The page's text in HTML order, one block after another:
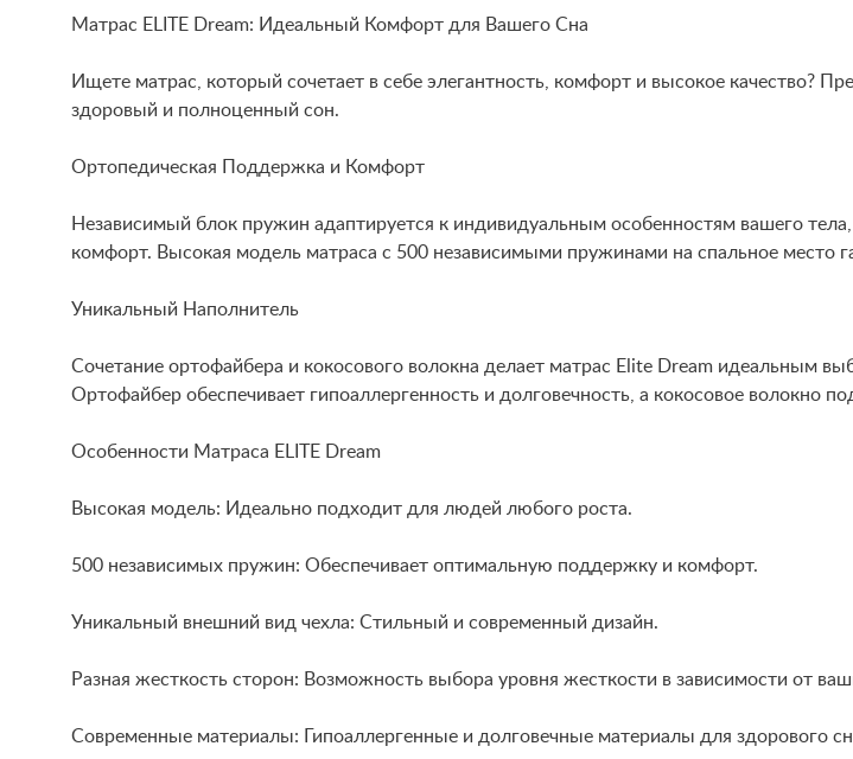
Матрас ELITE Dream: Идеальный Комфорт для Вашего Сна
Ищете матрас, который сочетает в себе элегантность, комфорт и высокое качество?
здоровый и полноценный сон.
Ортопедическая Поддержка и Комфорт
Независимый блок пружин адаптируется к индивидуальным особенностям вашего
комфорт. Высокая модель матраса с 500 независимыми пружинами на спальное место
Уникальный Наполнитель
Сочетание ортофайбера и кокосового волокна делает матрас Elite Dream идеальным
Ортофайбер обеспечивает гипоаллергенность и долговечность, а кокосовое волокно
Особенности Матраса ELITE Dream
Высокая модель: Идеально подходит для людей любого роста.
500 независимых пружин: Обеспечивает оптимальную поддержку и комфорт.
Уникальный внешний вид чехла: Стильный и современный дизайн.
Разная жесткость сторон: Возможность выбора уровня жесткости в зависимости от
Современные материалы: Гипоаллергенные и долговечные материалы для здорового